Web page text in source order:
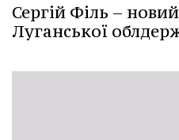
Сергій Філь –
Луганської